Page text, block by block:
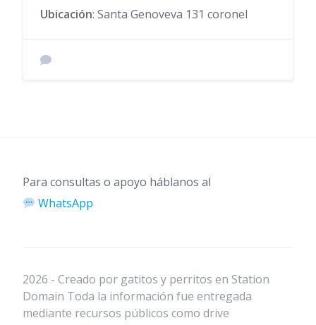
Ubicación: Santa Genoveva 131 coronel
Para consultas o apoyo háblanos al
WhatsApp
2026 - Creado por gatitos y perritos en Station
Domain Toda la información fue entregada
mediante recursos públicos como drive